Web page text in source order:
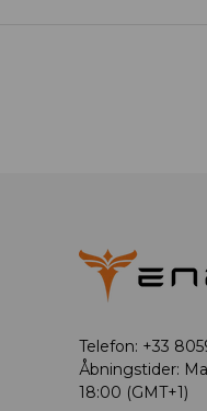
Telefon: +33
Åbningstider:
18:00 (GMT+1)